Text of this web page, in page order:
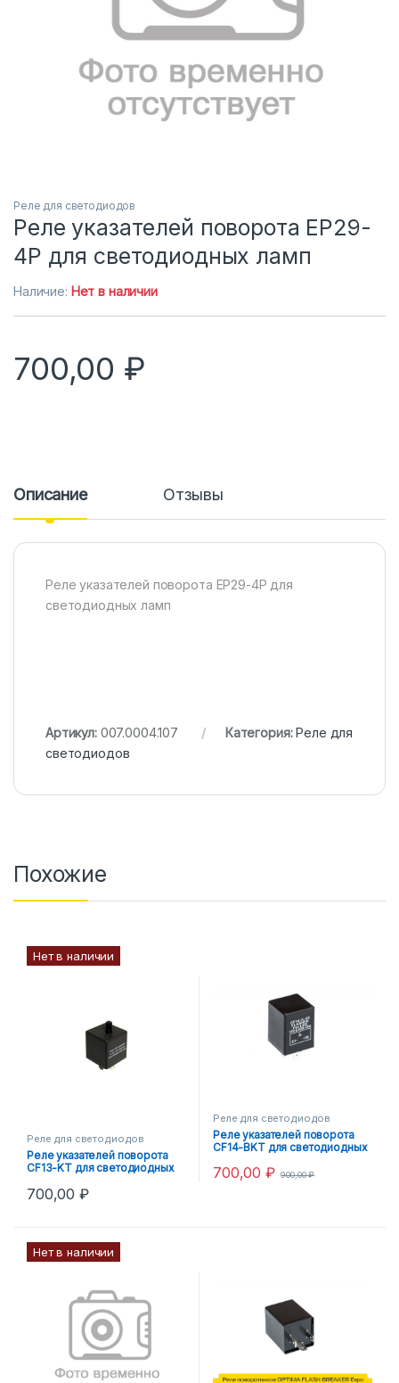
Реле для светодиодов
Реле указателей поворота EP29-
4P для светодиодных ламп
Наличие: Нет в наличии
700,00 ₽
Описание Отзывы
Реле указателей поворота EP29-4P для
светодиодных ламп
Артикул: 007.0004.107 Категория:Реле для
светодиодов
Похожие
Нет в наличии
Реле для светодиодов
Реле указателей поворота
CF13-KT для светодиодных
700,00₽
Реле для светодиодов
Реле указателей поворота
CF14-BKT для светодиодных
700,00₽ 900,00₽
Нет в наличии